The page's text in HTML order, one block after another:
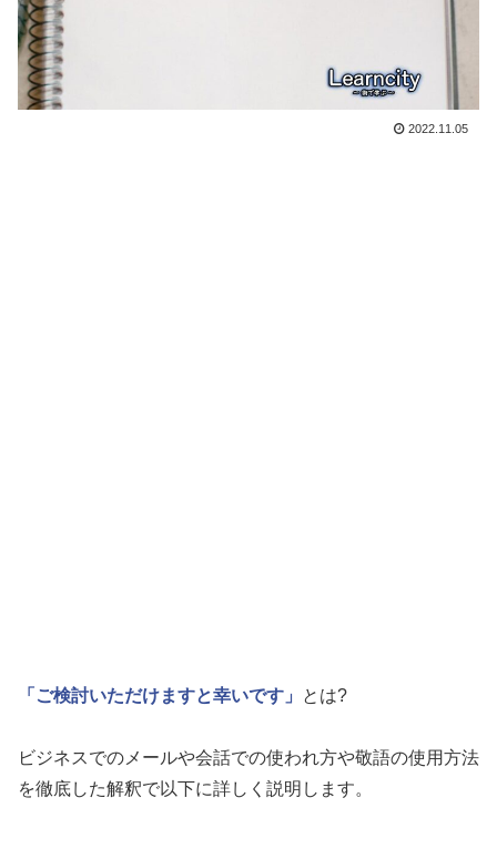
2022.11.05
「ご検討いただけますと幸いです」 とは?
ビジネスでのメールや会話での使われ方や敬語の使用方法
を徹底した解釈で以下に詳しく説明します。